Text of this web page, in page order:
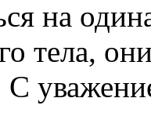
на
тела,
С